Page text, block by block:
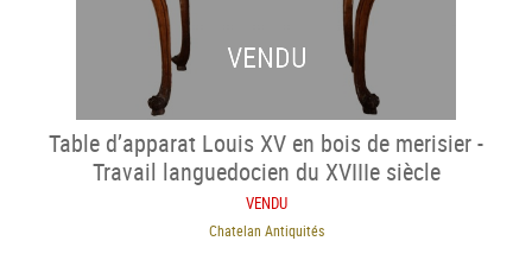
VENDU
Table d’apparat Louis XV en bois de merisier -
Travail languedocien du XVIIIe siècle
VENDU
Chatelan Antiquités